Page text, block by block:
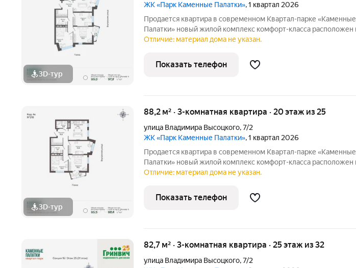
3D-тур +16
ЖК «Парк Каменные Палатки», 1 квартал 2026
Продается квартира в современном Квартал-парке «Каменные
Палатки» новый жилой комплекс комфорт-класса расположен на
границе микрорайонов ЖБИ и Втузгородок, в 15 минутах от
озером Шарташ. В
Отличие: материал дома не указан.
Показать телефон
3D-тур +16
88,2 м² · 3-комнатная квартира · 20 этаж из 25
улица Владимира Высоцкого,7/2
ЖК «Парк Каменные Палатки», 1 квартал 2026
Продается квартира в современном Квартал-парке «Каменные
Палатки» новый жилой комплекс комфорт-класса расположен на
границе микрорайонов ЖБИ и Втузгородок, в 15 минутах от
озером Шарташ. В
Отличие: материал дома не указан.
Показать телефон
82,7 м² · 3-комнатная квартира · 25 этаж из 32
улица Владимира Высоцкого,7/2